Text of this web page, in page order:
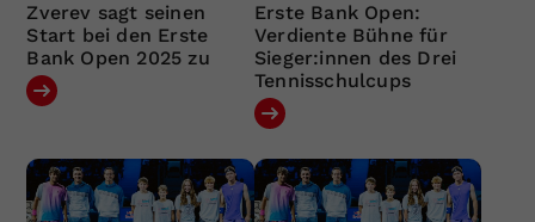
Zverev sagt seinen
Start bei den Erste
Bank Open 2025 zu
Erste Bank Open:
Verdiente Bühne für
Sieger:innen des Drei
Tennisschulcups